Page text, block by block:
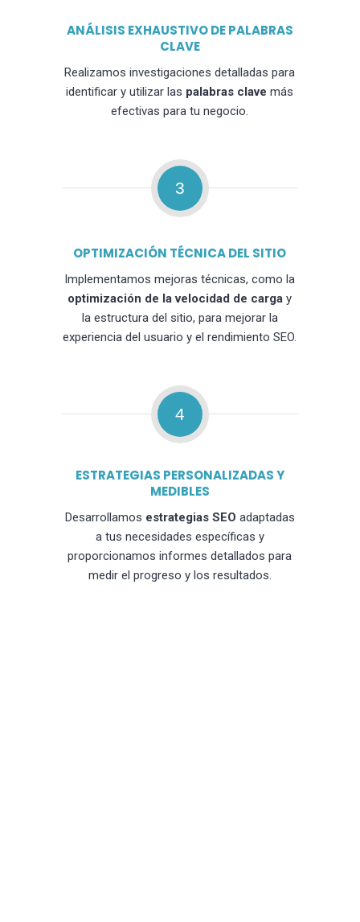
ANÁLISIS EXHAUSTIVO DE PALABRAS
CLAVE
Realizamos investigaciones detalladas para
identificar y utilizar las palabras clave más
efectivas para tu negocio.
3
OPTIMIZACIÓN TÉCNICA DEL SITIO
Implementamos mejoras técnicas, como la
optimización de la velocidad de carga y
la estructura del sitio, para mejorar la
experiencia del usuario y el rendimiento SEO.
4
ESTRATEGIAS PERSONALIZADAS Y
MEDIBLES
Desarrollamos estrategias SEO adaptadas
a tus necesidades específicas y
proporcionamos informes detallados para
medir el progreso y los resultados.